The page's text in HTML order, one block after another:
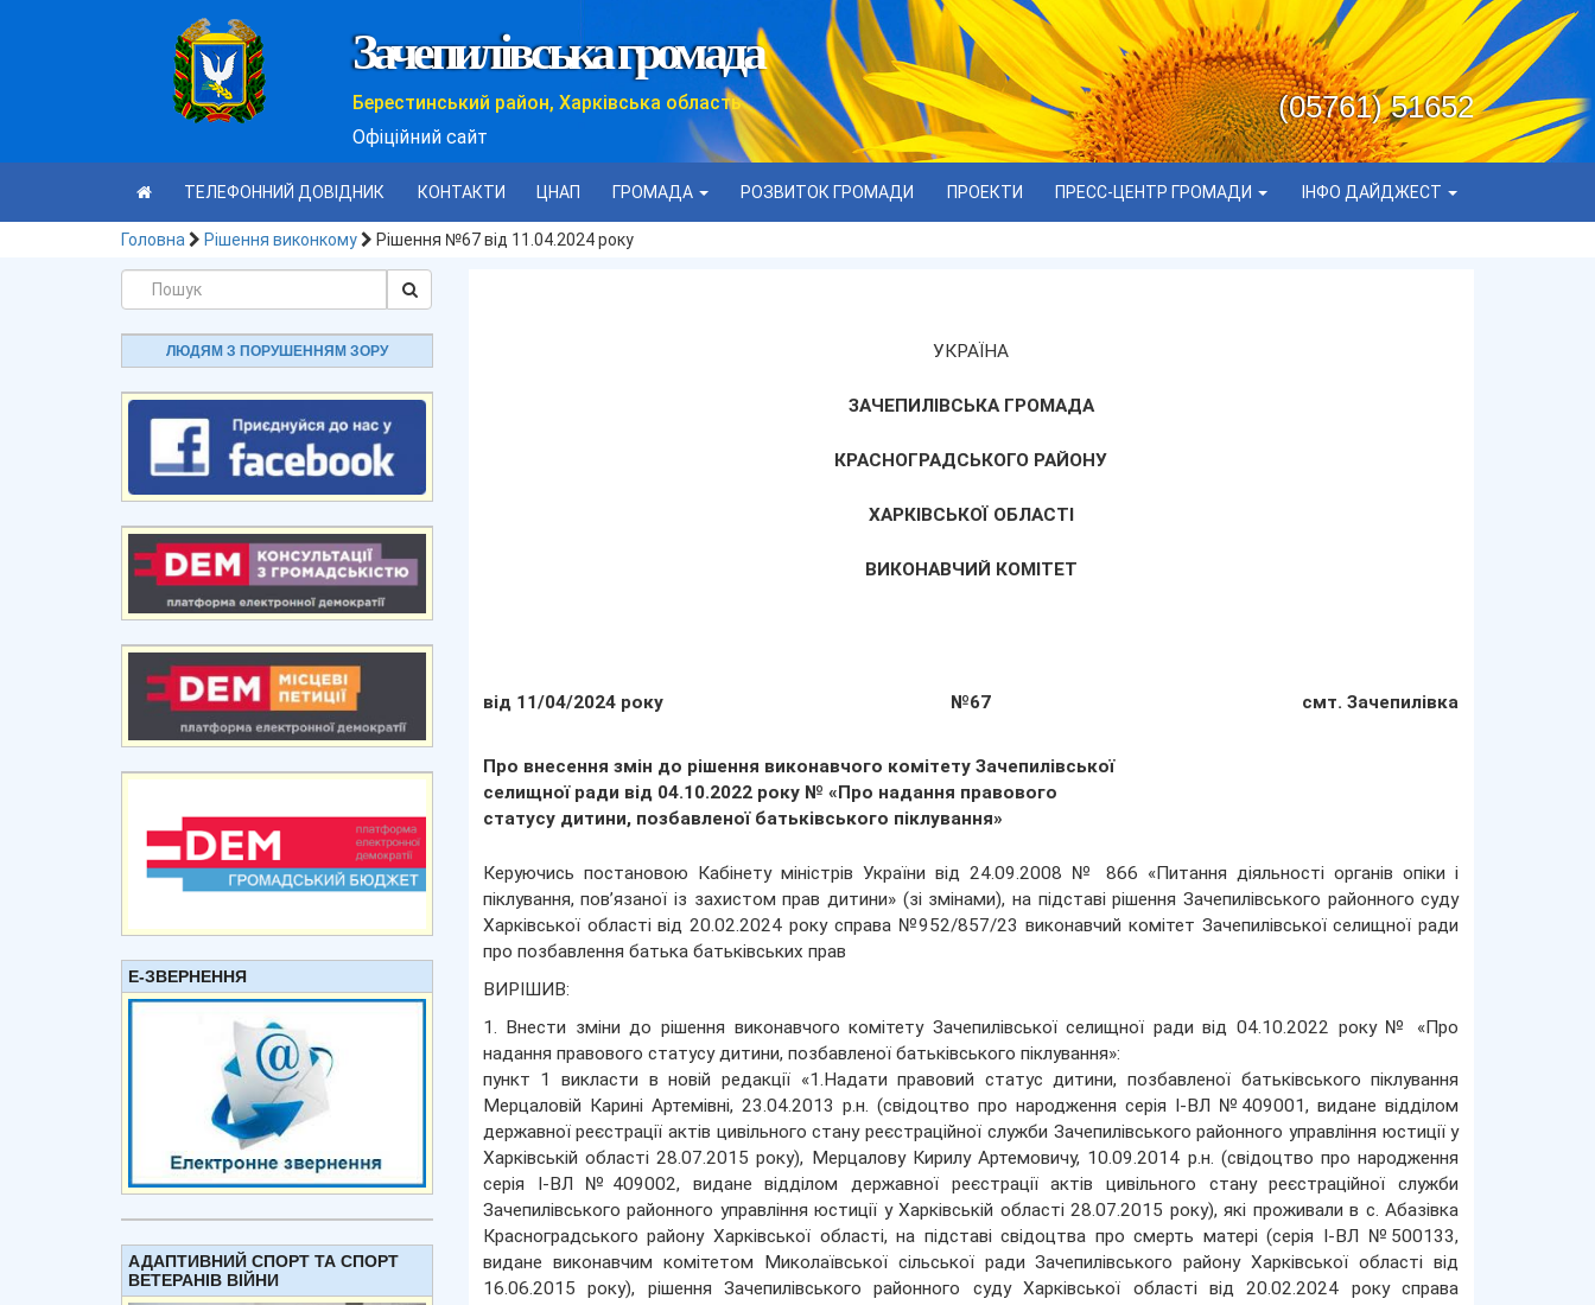
Зачепилівська громада
Берестинський район, Харківська область
Офіційний сайт
(05761) 51652
ТЕЛЕФОННИЙ ДОВІДНИК КОНТАКТИ ЦНАП ГРОМАДА РОЗВИТОК ГРОМАДИ ПРОЕКТИ ПРЕСС-ЦЕНТР ГРОМАДИ ІНФО ДАЙДЖЕСТ
Головна Рішення виконкому Рішення №67 від 11.04.2024 року
ЛЮДЯМ З ПОРУШЕННЯМ ЗОРУ
Е-ЗВЕРНЕННЯ
АДАПТИВНИЙ СПОРТ ТА СПОРТ
ВЕТЕРАНІВ ВІЙНИ
УКРАЇНА
ЗАЧЕПИЛІВСЬКА ГРОМАДА
КРАСНОГРАДСЬКОГО РАЙОНУ
ХАРКІВСЬКОЇ ОБЛАСТІ
ВИКОНАВЧИЙ КОМІТЕТ
від 11/04/2024 року №67 смт. Зачепилівка
Про внесення змін до рішення виконавчого комітету Зачепилівської
селищної ради від 04.10.2022 року № «Про надання правового
статусу дитини, позбавленої батьківського піклування»
Керуючись постановою Кабінету міністрів України від 24.09.2008 № 866 «Питання діяльності органів опіки і
піклування, пов’язаної із захистом прав дитини» (зі змінами), на підставі рішення Зачепилівського районного суду
Харківської області від 20.02.2024 року справа №952/857/23 виконавчий комітет Зачепилівської селищної ради
про позбавлення батька батьківських прав
ВИРІШИВ:
1. Внести зміни до рішення виконавчого комітету Зачепилівської селищної ради від 04.10.2022 року № «Про
надання правового статусу дитини, позбавленої батьківського піклування»:
пункт 1 викласти в новій редакції «1.Надати правовий статус дитини, позбавленої батьківського піклування
Мерцаловій Карині Артемівні, 23.04.2013 р.н. (свідоцтво про народження серія І-ВЛ №409001, видане відділом
державної реєстрації актів цивільного стану реєстраційної служби Зачепилівського районного управління юстиції у
Харківській області 28.07.2015 року), Мерцалову Кирилу Артемовичу, 10.09.2014 р.н. (свідоцтво про народження
серія І-ВЛ №409002, видане відділом державної реєстрації актів цивільного стану реєстраційної служби
Зачепилівського районного управління юстиції у Харківській області 28.07.2015 року), які проживали в с. Абазівка
Красноградського району Харківської області, на підставі свідоцтва про смерть матері (серія І-ВЛ №500133,
видане виконавчим комітетом Миколаївської сільської ради Зачепилівського району Харківської області від
16.06.2015 року), рішення Зачепилівського районного суду Харківської області від 20.02.2024 року справа